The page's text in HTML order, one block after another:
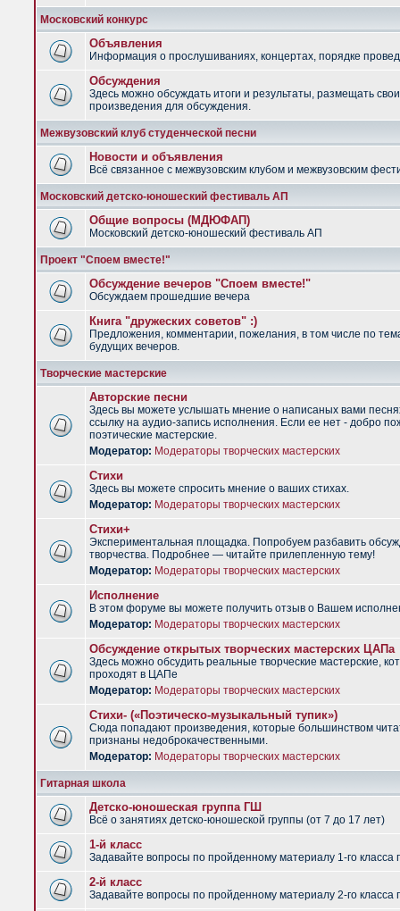
Московский конкурс
Объявления
Информация о прослушиваниях, концертах, порядке
Обсуждения
Здесь можно обсуждать итоги и результаты, размещать
произведения для обсуждения.
Межвузовский клуб студенческой песни
Новости и объявления
Всё связанное с межвузовским клубом и межвузовским
Московский детско-юношеский фестиваль АП
Общие вопросы (МДЮФАП)
Московский детско-юношеский фестиваль АП
Проект "Споем вместе!"
Обсуждение вечеров "Споем вместе!"
Обсуждаем прошедшие вечера
Книга "дружеских советов" :)
Предложения, комментарии, пожелания, в том числе по
будущих вечеров.
Творческие мастерские
Авторские песни
Здесь вы можете услышать мнение о написаных вами
ссылку на аудио-запись исполнения. Если ее нет - добро
поэтические мастерские.
Модератор: Модераторы творческих мастерских
Стихи
Здесь вы можете спросить мнение о ваших стихах.
Модератор: Модераторы творческих мастерских
Стихи+
Экспериментальная площадка. Попробуем разбавить
творчества. Подробнее — читайте прилепленную тему!
Модератор: Модераторы творческих мастерских
Исполнение
В этом форуме вы можете получить отзыв о Вашем
Модератор: Модераторы творческих мастерских
Обсуждение открытых творческих мастерских ЦАПа
Здесь можно обсудить реальные творческие мастерские,
проходят в ЦАПе
Модератор: Модераторы творческих мастерских
Стихи- («Поэтическо-музыкальный тупик»)
Сюда попадают произведения, которые большинством
признаны недоброкачественными.
Модератор: Модераторы творческих мастерских
Гитарная школа
Детско-юношеская группа ГШ
Всё о занятиях детско-юношеской группы (от 7 до 17 лет)
1-й класс
Задавайте вопросы по пройденному материалу 1-го класса
2-й класс
Задавайте вопросы по пройденному материалу 2-го класса